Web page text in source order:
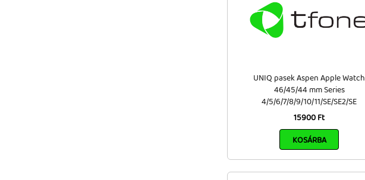
UNIQ pasek Aspen Apple Watch
46/45/44 mm Series
4/5/6/7/8/9/10/11/SE/SE2/SE
15900 Ft
KOSÁRBA